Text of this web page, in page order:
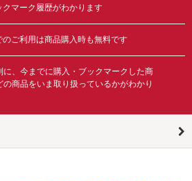
クマーク履歴がわかります
のご利用は商品購入時も無料です
に、今までに購入・ブックマークした商
の商品をいま取り扱っているかがわかり